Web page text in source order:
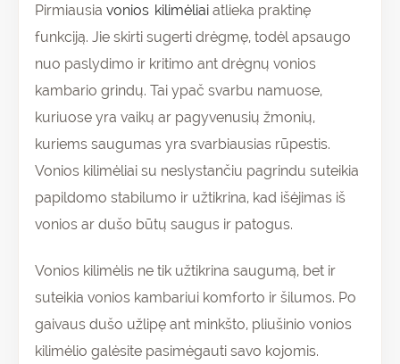
Pirmiausia vonios kilimėliai atlieka praktinę
funkciją. Jie skirti sugerti drėgmę, todėl apsaugo
nuo paslydimo ir kritimo ant drėgnų vonios
kambario grindų. Tai ypač svarbu namuose,
kuriuose yra vaikų ar pagyvenusių žmonių,
kuriems saugumas yra svarbiausias rūpestis.
Vonios kilimėliai su neslystančiu pagrindu suteikia
papildomo stabilumo ir užtikrina, kad išėjimas iš
vonios ar dušo būtų saugus ir patogus.
Vonios kilimėlis ne tik užtikrina saugumą, bet ir
suteikia vonios kambariui komforto ir šilumos. Po
gaivaus dušo užlipę ant minkšto, pliušinio vonios
kilimėlio galėsite pasimėgauti savo kojomis.